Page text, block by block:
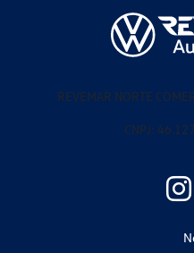
REVEMAR NORTE
CNPJ: